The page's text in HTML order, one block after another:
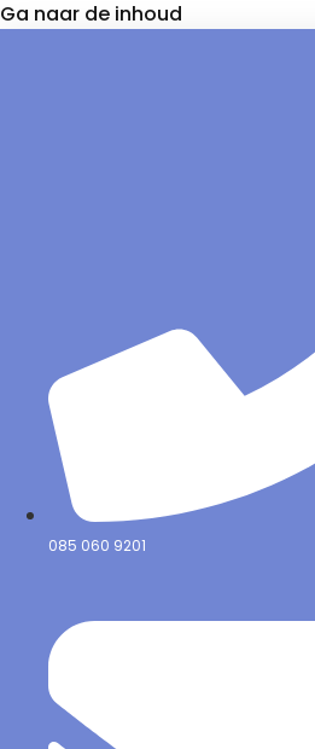
Ga naar de inhoud
085 060 9201